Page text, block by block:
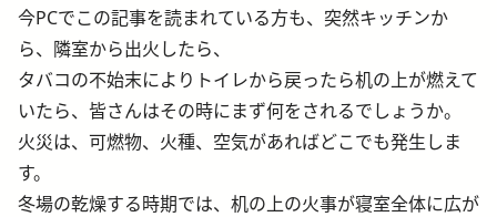
今PCでこの記事を読まれている方も、突然キッチンか
ら、隣室から出火したら、
タバコの不始末によりトイレから戻ったら机の上が燃えて
いたら、皆さんはその時にまず何をされるでしょうか。
火災は、可燃物、火種、空気があればどこでも発生しま
す。
冬場の乾燥する時期では、机の上の火事が寝室全体に広が